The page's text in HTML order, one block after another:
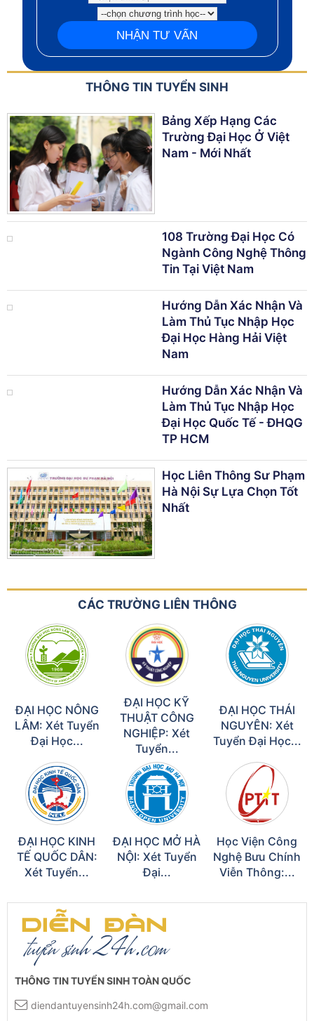
THÔNG TIN TUYỂN SINH
Bảng Xếp Hạng Các
Trường Đại Học Ở Việt
Nam - Mới Nhất
108 Trường Đại Học Có
Ngành Công Nghệ Thông
Tin Tại Việt Nam
Hướng Dẫn Xác Nhận Và
Làm Thủ Tục Nhập Học
Đại Học Hàng Hải Việt
Nam
Hướng Dẫn Xác Nhận Và
Làm Thủ Tục Nhập Học
Đại Học Quốc Tế - ĐHQG
TP HCM
Học Liên Thông Sư Phạm
Hà Nội Sự Lựa Chọn Tốt
Nhất
CÁC TRƯỜNG LIÊN THÔNG
ĐẠI HỌC NÔNG
LÂM: Xét Tuyển
Đại Học...
ĐẠI HỌC KỸ
THUẬT CÔNG
NGHIỆP: Xét
Tuyển...
ĐẠI HỌC THÁI
NGUYÊN: Xét
Tuyển Đại Học...
ĐẠI HỌC KINH
TẾ QUỐC DÂN:
Xét Tuyển...
ĐẠI HỌC MỞ HÀ
NỘI: Xét Tuyển
Đại...
Học Viện Công
Nghệ Bưu Chính
Viễn Thông:...
THÔNG TIN TUYỂN SINH TOÀN QUỐC
diendantuyensinh24h.com@gmail.com